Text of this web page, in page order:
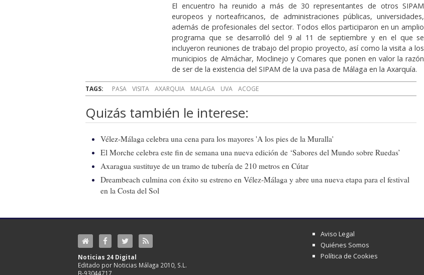
El encuentro ha reunido a más de 30 representantes de otros SIPAM
europeos y norteafricanos, de administraciones públicas, universidades,
además de profesionales del sector. Todos ellos participaron en un amplio
programa que se desarrolló del 9 al 11 de septiembre y en el que se
incluyeron reuniones de trabajo del propio proyecto, así como la visita a los
municipios de Almáchar, Moclinejo y Comares que ponen en valor la razón
de ser de la existencia del SIPAM de la uva pasa de Málaga en la Axarquía.
TAGS: PASA VISITA AXARQUIA MALAGA UVA ACOGE
Quizás también le interese:
Vélez-Málaga celebra una cena para los mayores 'A los pies de la Muralla'
El Morche celebra este fin de semana una nueva edición de ‘Sabores del Mundo sobre Ruedas’
Axaragua sustituye de un tramo de tubería de 210 metros en Cútar
Dreambeach culmina con éxito su estreno en Vélez-Málaga y abre una nueva etapa para el festival
en la Costa del Sol
Noticias 24 Digital
Editado por Noticias Málaga 2010, S.L.
B-93044717
Aviso Legal
Quiénes Somos
Política de Cookies